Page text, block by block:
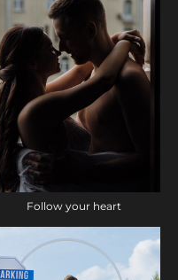
Follow your heart